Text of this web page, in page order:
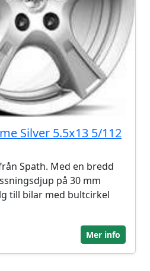
Silver 5.5x13 5/112
Spath. Med en bredd
på 30 mm
till bilar med bultcirkel
Mer info